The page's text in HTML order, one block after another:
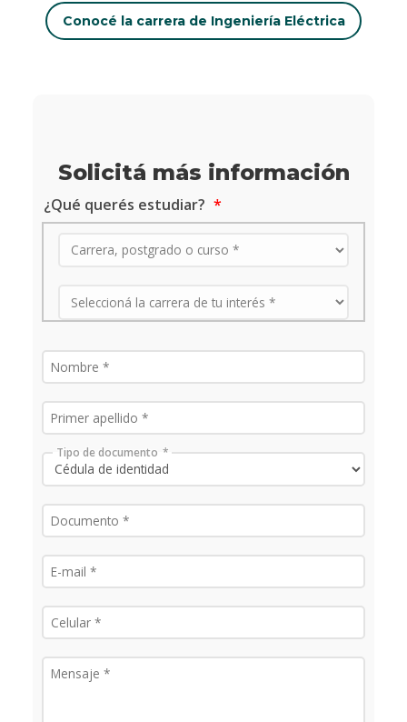
Conocé la carrera de Ingeniería Eléctrica
Solicitá más información
¿Qué querés estudiar?
Tipo de documento